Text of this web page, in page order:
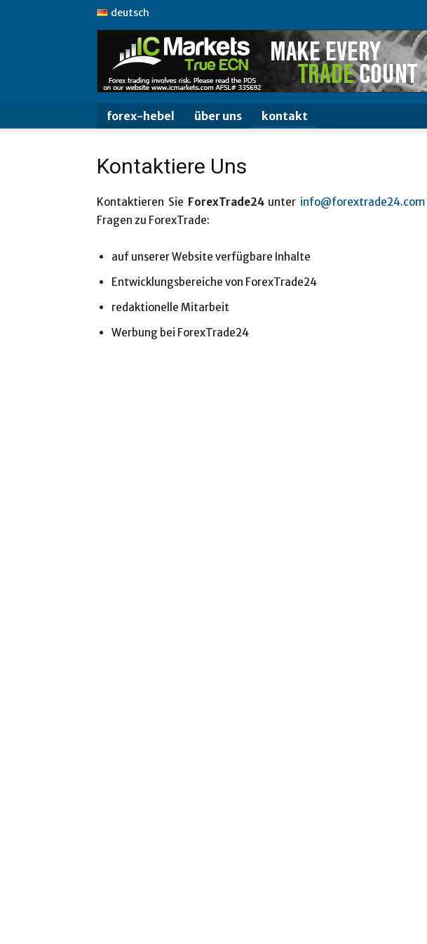
deutsch
forex-hebel über uns kontakt
Kontaktiere Uns
Kontaktieren Sie ForexTrade24unter info@forextrade24.com
Fragen zu ForexTrade:
auf unserer Website verfügbare Inhalte
Entwicklungsbereiche von ForexTrade24
redaktionelle Mitarbeit
Werbung bei ForexTrade24